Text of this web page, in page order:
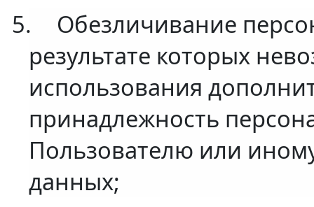
5.
Обезличивание
результате которых
использования
принадлежность
Пользователю или
данных;